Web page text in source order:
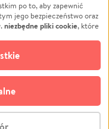
Edukacja
Podróż
Impreza
Ochrona środowiska
Biznes
O.O.
po to, aby zapewnić
jego bezpieczeństwo oraz
niezbędne pliki cookie, które
Możesz wyrazić
momencie masz
zgodami cookie”,
Opcjonalne pliki